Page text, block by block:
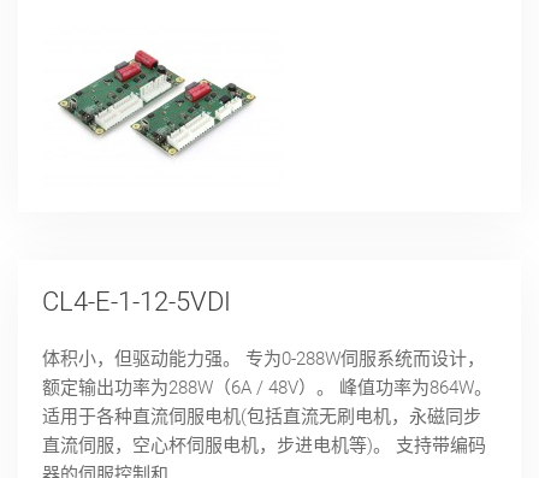
CL4-E-1-12-5VDI
体积小，但驱动能力强。 专为0-288W伺服系统而设计，
额定输出功率为288W（6A / 48V）。 峰值功率为864W。
适用于各种直流伺服电机(包括直流无刷电机，永磁同步
直流伺服，空心杯伺服电机，步进电机等)。 支持带编码